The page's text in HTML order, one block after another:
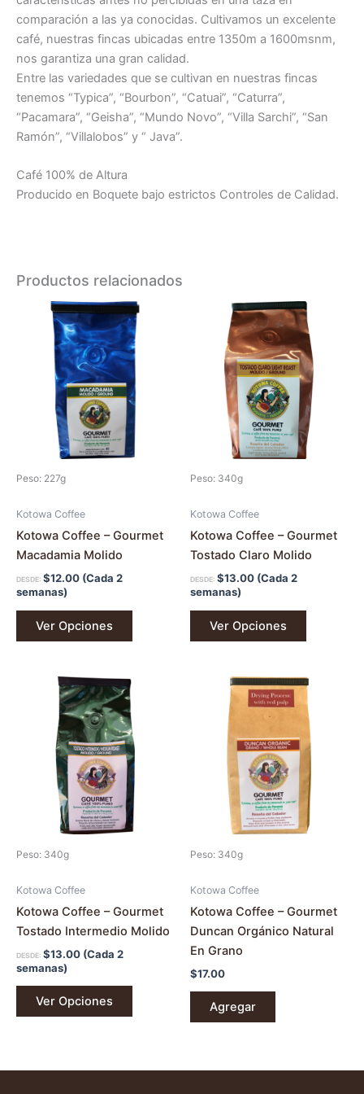
comparación a las ya conocidas. Cultivamos un excelente
café, nuestras fincas ubicadas entre 1350m a 1600msnm,
nos garantiza una gran calidad.
Entre las variedades que se cultivan en nuestras fincas
tenemos “Typica”, “Bourbon”, “Catuai”, “Caturra”,
“Pacamara”, “Geisha”, “Mundo Novo”, “Villa Sarchi”, “San
Ramón”, “Villalobos” y “ Java”.
Café 100% de Altura
Producido en Boquete bajo estrictos Controles de Calidad.
Productos relacionados
Peso: 227g
Kotowa Coffee
Kotowa Coffee – Gourmet
Macadamia Molido
DESDE: $12.00 (Cada 2
semanas)
Ver Opciones
Este
producto
tiene
múltiples
variantes.
Las
opciones
se
página
Peso: 340g
Kotowa Coffee
Kotowa Coffee – Gourmet
Tostado Claro Molido
DESDE: $13.00 (Cada 2
semanas)
Ver Opciones
Este
producto
tiene
múltiples
variantes.
Las
opciones
se
página
de
Peso: 340g
Kotowa Coffee
Kotowa Coffee – Gourmet
Tostado Intermedio Molido
DESDE: $13.00 (Cada 2
semanas)
Ver Opciones
tiene
múltiples
variantes.
Las
opciones
se
página
de
Peso: 340g
Kotowa Coffee
Kotowa Coffee – Gourmet
Duncan Orgánico Natural
En Grano
$17.00
Agregar